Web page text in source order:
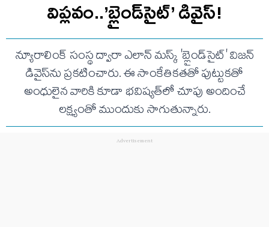
విప్లవం..’బ్లైండ్‌సైట్’ డివైస్‌!
న్యూరాలింక్ సంస్థ ద్వారా ఎలాన్ మస్క్ 'బ్లైండ్‌సైట్' విజన్
డివైస్‌ను ప్రకటించారు. ఈ సాంకేతికతతో పుట్టుకతో
అంధులైన వారికి కూడా భవిష్యత్‌లో చూపు అందించే
లక్ష్యంతో ముందుకు సాగుతున్నారు.